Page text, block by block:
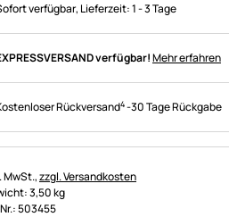
verfügbar, Lieferzeit:1 - 3 Tage
verfügbar!Mehr erfahren
Rückversand4-30 Tage Rückgabe
MwSt.,zzgl. Versandkosten
3,50 kg
503455